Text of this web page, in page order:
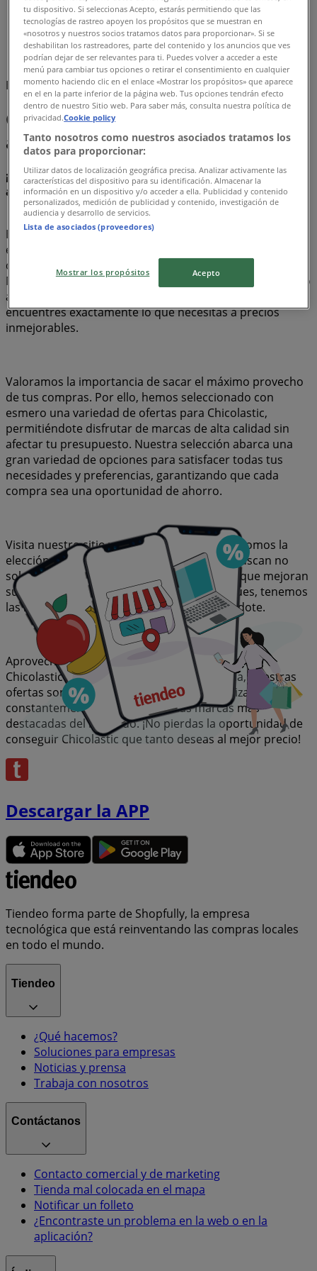
Tiendeo»
Ofertas»
Chicolastic
Estamos a punto de publicar ofertas de Chicolastic
Chicolastic, todas las ofertas a tu
alcance
¡Descubre las mejores ofertas para Chicolastic en
agosto 2026!
En este mes de agosto del año 2026, estamos
emocionados de ofrecerte las ofertas más atractivas y
competitivas para Chicolastic disponibles en todo
México. En Tiendeo, nuestro objetivo es brindarte acceso
a una amplia gama de ofertas, asegurándonos de que
encuentres exactamente lo que necesitas a precios
inmejorables.
Valoramos la importancia de sacar el máximo provecho
de tus compras. Por ello, hemos seleccionado con
esmero una variedad de ofertas para Chicolastic,
permitiéndote disfrutar de marcas de alta calidad sin
afectar tu presupuesto. Nuestra selección abarca una
gran variedad de opciones para satisfacer todas tus
necesidades y preferencias, garantizando que cada
compra sea una oportunidad de ahorro.
Visita nuestro sitio web y descubre por qué somos la
elección favorita de miles de usuarios que buscan no
solo ahorrar, sino también adquirir marcas que mejoran
su calidad de vida. Sea lo que sea que busques, tenemos
las mejores ofertas y promociones esperándote.
Aprovecha esta oportunidad única de adquirir
Chicolastic a precios insuperables. Recuerda, nuestras
ofertas son por tiempo limitado y se actualizan
constantemente para ofrecerte las marcas más
destacadas del mercado. ¡No pierdas la oportunidad de
conseguir Chicolastic que tanto deseas al mejor precio!
Descargar la APP
Tiendeo forma parte de Shopfully, la empresa
tecnológica que está reinventando las compras locales
en todo el mundo.
Tiendeo
¿Qué hacemos?
Soluciones para empresas
Noticias y prensa
Trabaja con nosotros
Contáctanos
Contacto comercial y de marketing
Tienda mal colocada en el mapa
Notificar un folleto
¿Encontraste un problema en la web o en la
aplicación?
tu dispositivo. Si seleccionas Acepto, estarás permitiendo que las
tecnologías de rastreo apoyen los propósitos que se muestran en
«nosotros y nuestros socios tratamos datos para proporcionar». Si se
deshabilitan los rastreadores, parte del contenido y los anuncios que ves
podrían dejar de ser relevantes para ti. Puedes volver a acceder a este
menú para cambiar tus opciones o retirar el consentimiento en cualquier
momento haciendo clic en el enlace «Mostrar los propósitos» que aparece
en el en la parte inferior de la página web. Tus opciones tendrán efecto
dentro de nuestro Sitio web. Para saber más, consulta nuestra política de
privacidad.Cookie policy
Tanto nosotros como nuestros asociados tratamos los
datos para proporcionar:
Utilizar datos de localización geográfica precisa. Analizar activamente las
características del dispositivo para su identificación. Almacenar la
información en un dispositivo y/o acceder a ella. Publicidad y contenido
personalizados, medición de publicidad y contenido, investigación de
audiencia y desarrollo de servicios.
Lista de asociados (proveedores)
Mostrar los propósitos Acepto